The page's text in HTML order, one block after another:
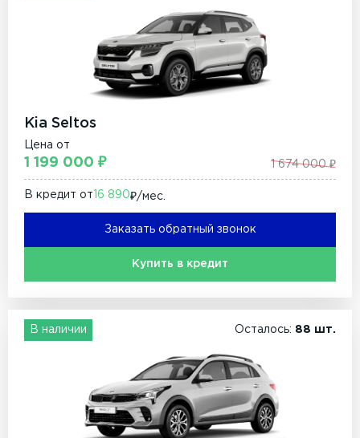
Kia Seltos
Цена от
1 199 000 ₽ 1 674 000 ₽
В кредит от 16 890₽/мec.
Заказать обратный звонок
Купить в кредит
В наличии Осталось: 88 шт.